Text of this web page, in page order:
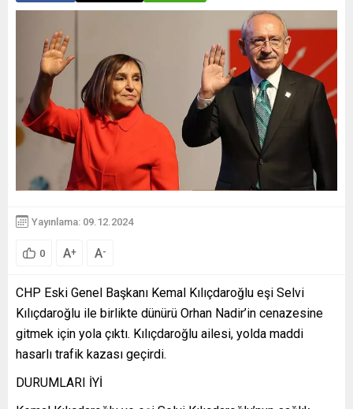
Yayınlama: 09.12.2024
0 A+ A-
CHP Eski Genel Başkanı Kemal Kılıçdaroğlu eşi Selvi
Kılıçdaroğlu ile birlikte dünürü Orhan Nadir’in cenazesine
gitmek için yola çıktı. Kılıçdaroğlu ailesi, yolda maddi
hasarlı trafik kazası geçirdi.
DURUMLARI İYİ